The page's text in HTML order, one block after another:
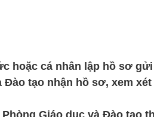
cá nhân lập hồ sơ gửi
tạo nhận hồ sơ, xem xét